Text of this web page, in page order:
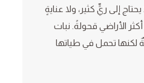
إلى ريٍّ كثير، ولا عنايةٍ
الأراضي قحولةً. نبات
لكنها تحمل في طياتها